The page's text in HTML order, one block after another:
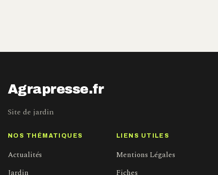
Agrapresse.fr
Site de jardin
NOS THÉMATIQUES
Actualités
LIENS UTILES
Mentions Légales